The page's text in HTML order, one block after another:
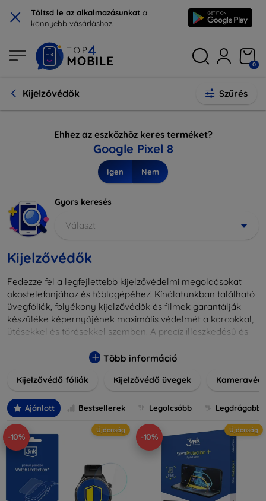
× Töltsd le az alkalmazásunkat a
könnyebb vásárláshoz.
0
Kijelzővédők Szűrés
Ehhez az eszközhöz keres terméket?
Google Pixel 8
Igen Nem
Gyors keresés
Választ
Kijelzővédők
Fedezze fel a legfejlettebb kijelzővédelmi megoldásokat
okostelefonjához és táblagépéhez! Kínálatunkban található
üvegfóliák, folyékony kijelzővédők és filmek garantálják
készüléke képernyőjének maximális védelmét a karcokkal,
ütésekkel és törésekkel szemben. A precíz illeszkedésű és
hanem kristálytiszta képet is biztosítanak, megőrzi a
és stílusú kijelzővédőink közül, hogy a mindennapok során is
fedésről vagy íves kijelzővédelemről, a minőséget szem
előtt tartva kínálunk megoldásokat minden eszközre.
Több információ
Kijelzővédő fóliák Kijelzővédő üvegek
Ajánlott Bestsellerek Legolcsóbb Legdrágabb
-10%
Újdonság
-10%
Újdonság